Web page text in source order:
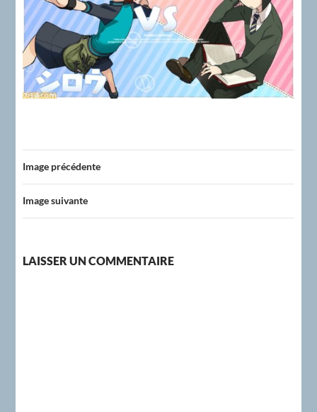
Image précédente
Image suivante
LAISSER UN COMMENTAIRE